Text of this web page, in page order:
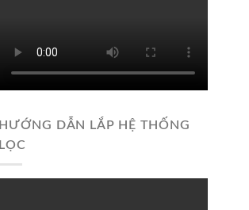
HƯỚNG DẪN LẮP HỆ THỐNG
LỌC